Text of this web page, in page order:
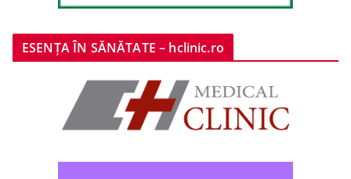
ESENȚA ÎN SĂNĂTATE – hclinic.ro